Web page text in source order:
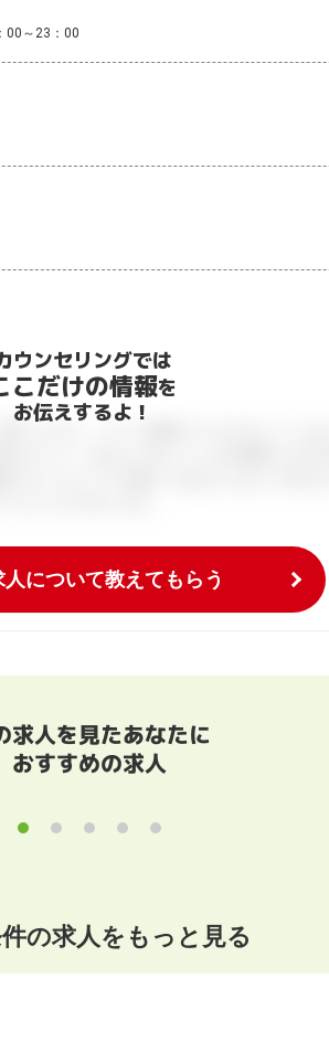
00～23：00
ウンセリングでは
こだけの情報を
お伝えするよ！
人について教えてもらう
求人を見たあなたに
おすすめの求人
の求人をもっと見る